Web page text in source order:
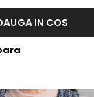
IN COS